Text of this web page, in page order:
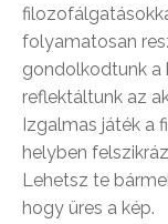
folyamatosan
gondolkodtunk a
reflektáltunk az
Izgalmas játék a
helyben
Lehetsz te
hogy üres a kép.